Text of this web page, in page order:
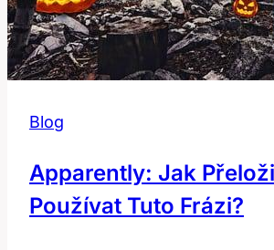
Blog
Apparently: Jak
Používat Tuto Frázi?